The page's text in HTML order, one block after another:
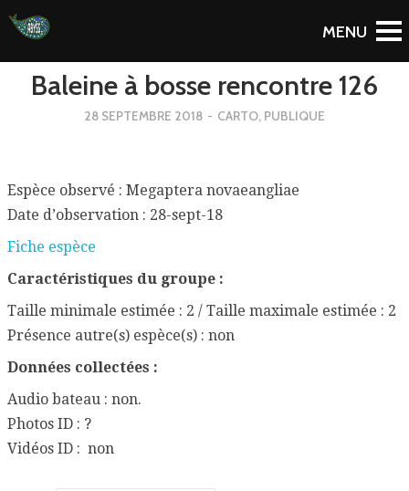
To Blog
Baleine à bosse rencontre 126
28 SEPTEMBRE 2018 - CARTO, PUBLIQUE
Espèce observé : Megaptera novaeangliae
Date d’observation : 28-sept-18
Fiche espèce
Caractéristiques du groupe :
Taille minimale estimée : 2 / Taille maximale estimée : 2
Présence autre(s) espèce(s) : non
Données collectées :
Audio bateau : non.
Photos ID : ?
Vidéos ID : non